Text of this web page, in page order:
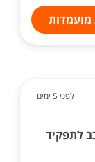
לפני 5 ימים
לתפקיד